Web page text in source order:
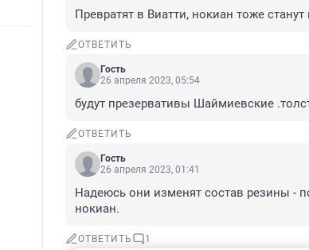
Превратят в Виатти, нокиан тоже
ОТВЕТИТЬ
Гость
26 апреля 2023, 05:54
будут презервативы Шаймиевские
ОТВЕТИТЬ
Гость
26 апреля 2023, 01:41
Надеюсь они изменят состав резины -
нокиан.
ОТВЕТИТЬ 1